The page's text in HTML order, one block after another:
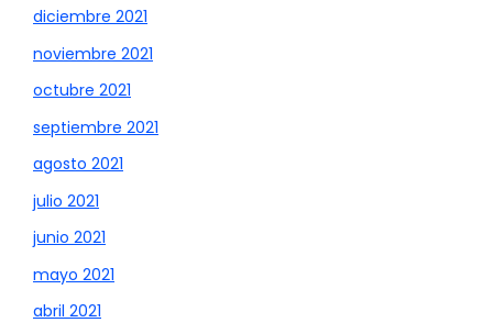
diciembre 2021
noviembre 2021
octubre 2021
septiembre 2021
agosto 2021
julio 2021
junio 2021
mayo 2021
abril 2021